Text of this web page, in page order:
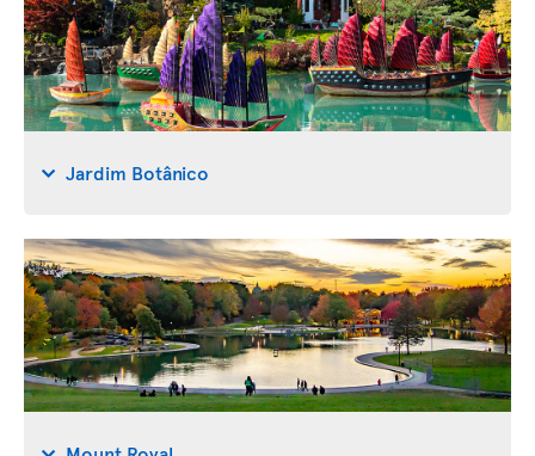
Jardim Botânico